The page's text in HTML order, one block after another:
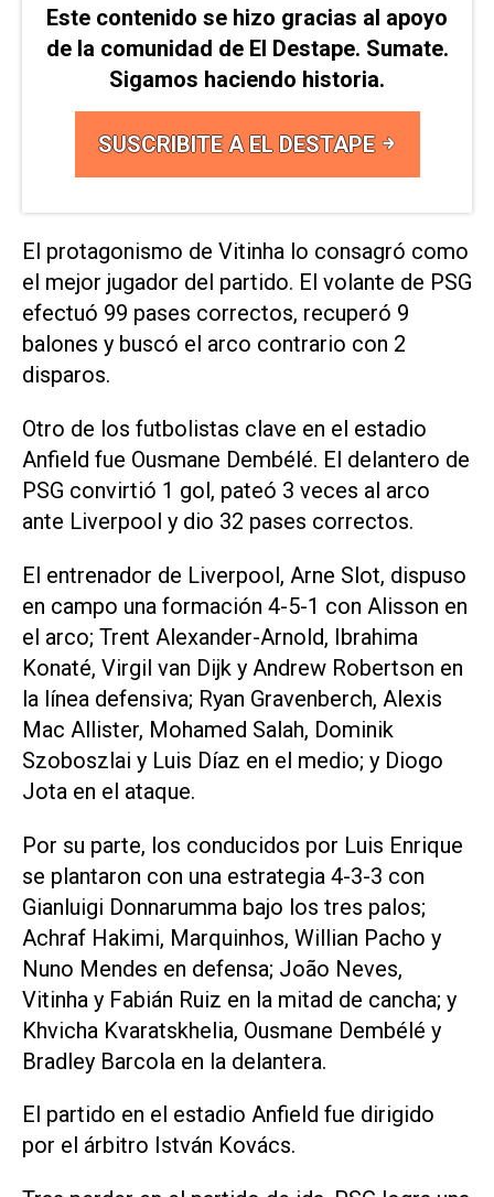
Este contenido se hizo gracias al apoyo
de la comunidad de El Destape. Sumate.
Sigamos haciendo historia.
SUSCRIBITE A EL DESTAPE
El protagonismo de Vitinha lo consagró como
el mejor jugador del partido. El volante de PSG
efectuó 99 pases correctos, recuperó 9
balones y buscó el arco contrario con 2
disparos.
Otro de los futbolistas clave en el estadio
Anfield fue Ousmane Dembélé. El delantero de
PSG convirtió 1 gol, pateó 3 veces al arco
ante Liverpool y dio 32 pases correctos.
El entrenador de Liverpool, Arne Slot, dispuso
en campo una formación 4-5-1 con Alisson en
el arco; Trent Alexander-Arnold, Ibrahima
Konaté, Virgil van Dijk y Andrew Robertson en
la línea defensiva; Ryan Gravenberch, Alexis
Mac Allister, Mohamed Salah, Dominik
Szoboszlai y Luis Díaz en el medio; y Diogo
Jota en el ataque.
Por su parte, los conducidos por Luis Enrique
se plantaron con una estrategia 4-3-3 con
Gianluigi Donnarumma bajo los tres palos;
Achraf Hakimi, Marquinhos, Willian Pacho y
Nuno Mendes en defensa; João Neves,
Vitinha y Fabián Ruiz en la mitad de cancha; y
Khvicha Kvaratskhelia, Ousmane Dembélé y
Bradley Barcola en la delantera.
El partido en el estadio Anfield fue dirigido
por el árbitro István Kovács.